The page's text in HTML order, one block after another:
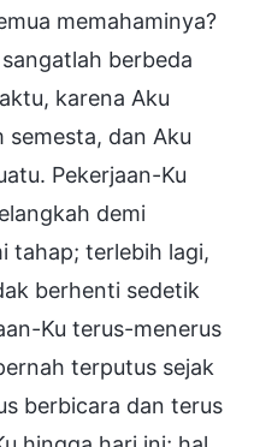
memahaminya?
berbeda
karena Aku
semesta, dan Aku
Pekerjaan-Ku
demi
tahap; terlebih lagi,
berhenti sedetik
Ku terus-menerus
terputus sejak
berbicara dan terus